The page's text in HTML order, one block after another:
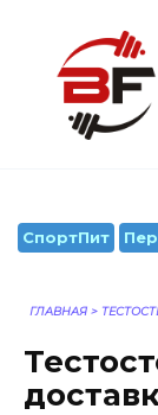
содержанию
СпортПит
ГЛАВНАЯ >